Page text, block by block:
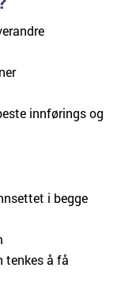
innførings ­og
i begge
tenkes å få